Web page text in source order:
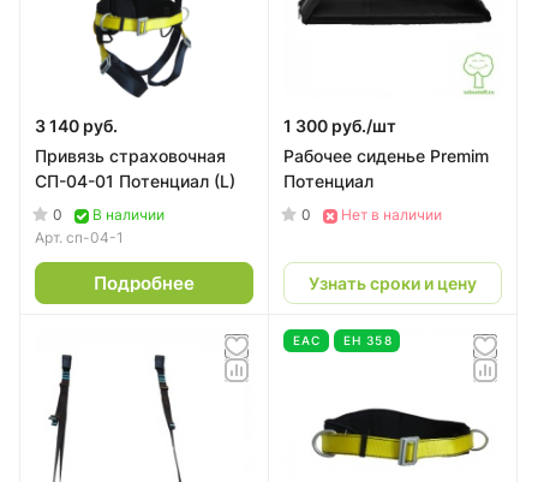
3 140 руб.
Привязь страховочная
СП-04-01 Потенциал (L)
0
В наличии
Арт. сп-04-1
Подробнее
1 300 руб./шт
Рабочее сиденье Premim
Потенциал
0 Нет в наличии
Узнать сроки и цену
EAC ЕН 358